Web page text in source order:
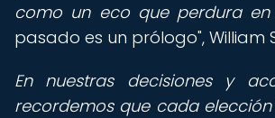
como un eco que perdura en
pasado es un prólogo", William
En nuestras decisiones y
recordemos que cada